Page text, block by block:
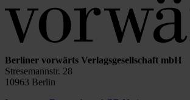
Berliner vorwärts Verlagsgesellschaft mbH
Stresemannstr. 28
10963 Berlin